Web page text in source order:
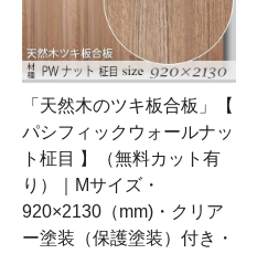
「天然木のツキ板合板」【
パシフィックウォールナッ
ト柾目 】（無料カット有
り）｜Mサイズ・
920×2130（mm)・クリア
ー塗装（保護塗装）付き・